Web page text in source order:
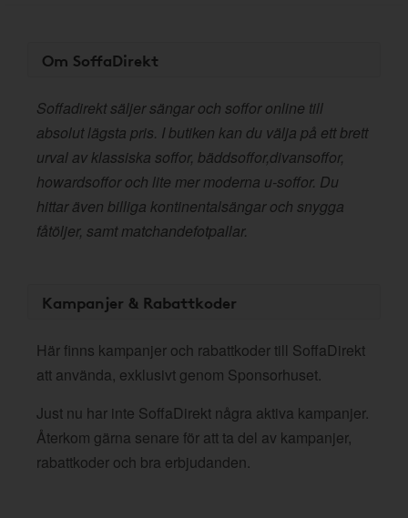
Om SoffaDirekt
Soffadirekt säljer sängar och soffor online till
absolut lägsta pris. I butiken kan du välja på ett brett
urval av klassiska soffor, bäddsoffor,divansoffor,
howardsoffor och lite mer moderna u-soffor. Du
hittar även billiga kontinentalsängar och snygga
fåtöljer, samt matchandefotpallar.
Kampanjer & Rabattkoder
Här finns kampanjer och rabattkoder till SoffaDirekt
att använda, exklusivt genom Sponsorhuset.
Just nu har inte SoffaDirekt några aktiva kampanjer.
Återkom gärna senare för att ta del av kampanjer,
rabattkoder och bra erbjudanden.